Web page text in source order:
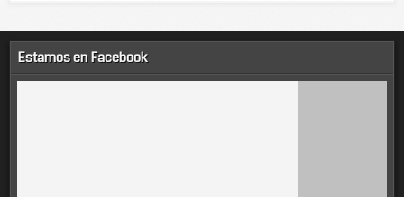
Estamos en Facebook